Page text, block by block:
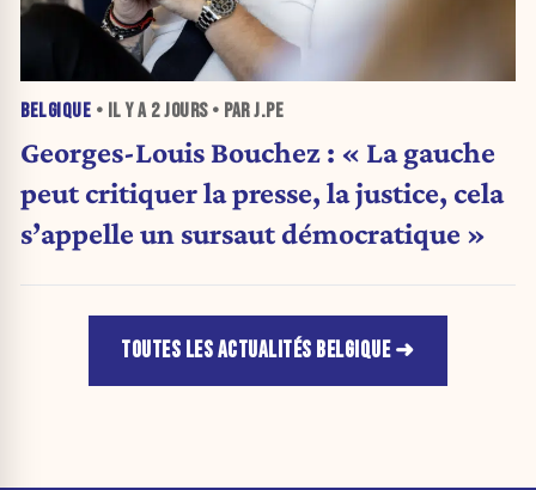
BELGIQUE • IL Y A 2 JOURS• PAR J.PE
Georges-Louis Bouchez : « La gauche
peut critiquer la presse, la justice, cela
s’appelle un sursaut démocratique »
TOUTES LES ACTUALITÉS BELGIQUE